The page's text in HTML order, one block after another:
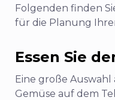
Folgenden finden
für die Planung
Essen Sie
Eine große
Gemüse auf dem